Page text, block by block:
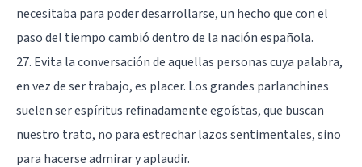
necesitaba para poder desarrollarse, un hecho que con el
paso del tiempo cambió dentro de la nación española.
27. Evita la conversación de aquellas personas cuya palabra,
en vez de ser trabajo, es placer. Los grandes parlanchines
suelen ser espíritus refinadamente egoístas, que buscan
nuestro trato, no para estrechar lazos sentimentales, sino
para hacerse admirar y aplaudir.